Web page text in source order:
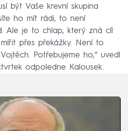
být Vaše krevní skupina
ho mít rádi, to není
Ale je to chlap, který zná cíl
přes překážky. Není to
Potřebujeme ho,“ uvedl
odpoledne Kalousek.